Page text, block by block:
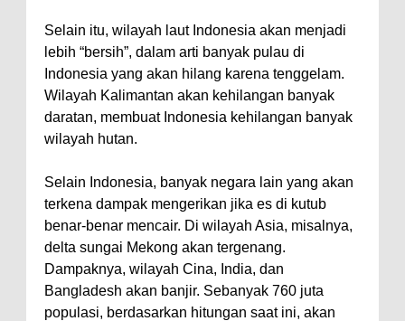
Selain itu, wilayah laut Indonesia akan menjadi
lebih “bersih”, dalam arti banyak pulau di
Indonesia yang akan hilang karena tenggelam.
Wilayah Kalimantan akan kehilangan banyak
daratan, membuat Indonesia kehilangan banyak
wilayah hutan.
Selain Indonesia, banyak negara lain yang akan
terkena dampak mengerikan jika es di kutub
benar-benar mencair. Di wilayah Asia, misalnya,
delta sungai Mekong akan tergenang.
Dampaknya, wilayah Cina, India, dan
Bangladesh akan banjir. Sebanyak 760 juta
populasi, berdasarkan hitungan saat ini, akan